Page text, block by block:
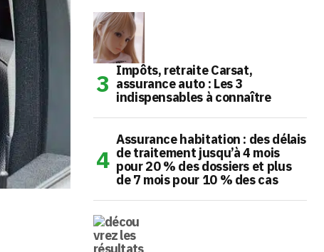
Impôts, retraite Carsat,
assurance auto : Les 3
indispensables à connaître
Assurance habitation : des délais
de traitement jusqu’à 4 mois
pour 20 % des dossiers et plus
de 7 mois pour 10 % des cas